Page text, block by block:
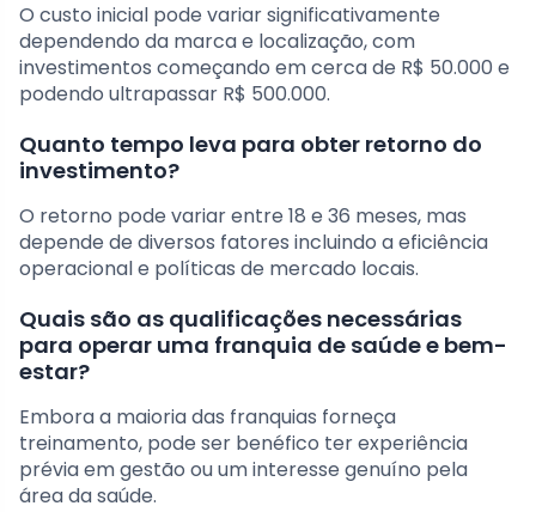
O custo inicial pode variar significativamente
dependendo da marca e localização, com
investimentos começando em cerca de R$ 50.000 e
podendo ultrapassar R$ 500.000.
Quanto tempo leva para obter retorno do
investimento?
O retorno pode variar entre 18 e 36 meses, mas
depende de diversos fatores incluindo a eficiência
operacional e políticas de mercado locais.
Quais são as qualificações necessárias
para operar uma franquia de saúde e bem-
estar?
Embora a maioria das franquias forneça
treinamento, pode ser benéfico ter experiência
prévia em gestão ou um interesse genuíno pela
área da saúde.